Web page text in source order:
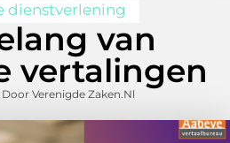
dienstverlening
van
vertalingen
Verenigde Zaken.nl